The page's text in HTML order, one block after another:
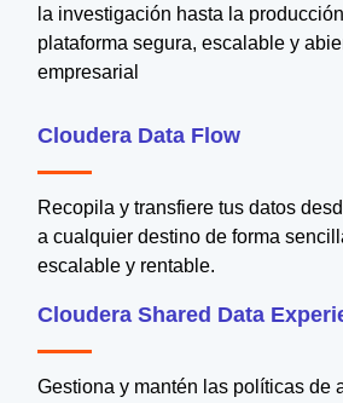
la investigación hasta la
plataforma segura, escalable y
empresarial
Cloudera Data Flow
Recopila y transfiere tus datos
a cualquier destino de forma
escalable y rentable.
Cloudera Shared Data
Gestiona y mantén las políticas de